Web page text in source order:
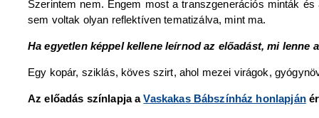
Szerintem nem. Engem most a transzgenerációs minták
sem voltak olyan reflektíven tematizálva, mint ma.
Ha egyetlen képpel kellene leírnod az előadást, mi lenne
Egy kopár, sziklás, köves szirt, ahol mezei virágok,
Az előadás színlapja aVaskakas Bábszínház honlapján